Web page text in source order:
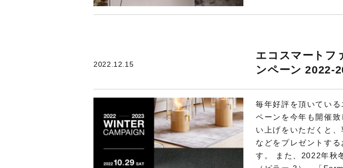
2022.12.15
エコスマートフ
ンペーン 2022-
毎年好評を頂いてい
ペーンを今年も開催
い上げをいただくと
などをプレゼントす
す。 また、2022年秋